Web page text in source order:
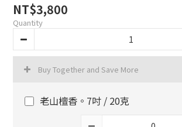
NT$3,800
Quantity
Buy Together and Save More
老山檀香。7吋 / 20克